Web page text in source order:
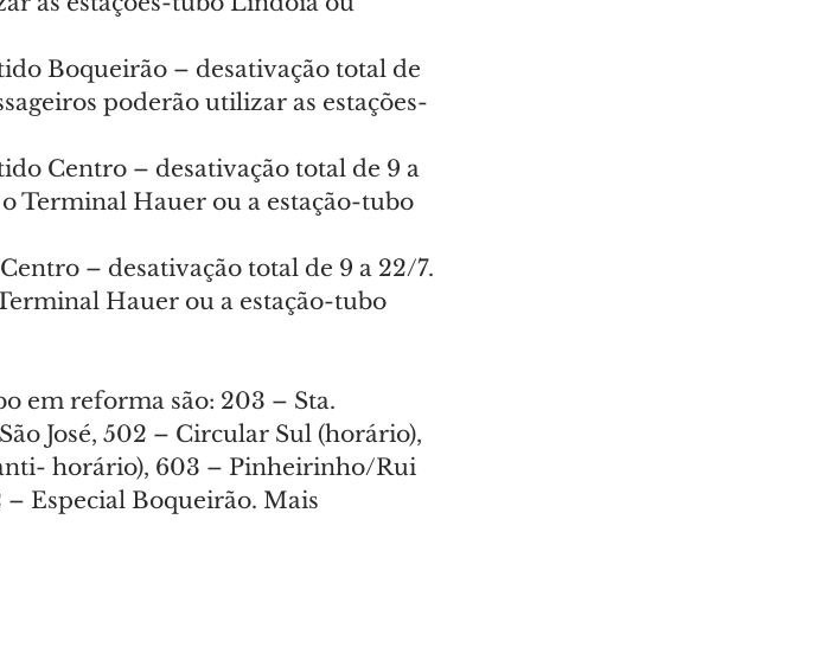
Boqueirão – desativação total de
poderão utilizar as estações-
Centro – desativação total de 9 a
Terminal Hauer ou a estação-tubo
– desativação total de 9 a 22/7.
Hauer ou a estação-tubo
em reforma são: 203 – Sta.
José, 502 – Circular Sul (horário),
horário), 603 – Pinheirinho/Rui
Especial Boqueirão. Mais